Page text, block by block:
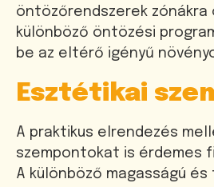
öntözőrendszerek zónákra
különböző öntözési
be az eltérő igényű
Esztétikai
A praktikus elrendezés
szempontokat is érdemes
A különböző magasságú